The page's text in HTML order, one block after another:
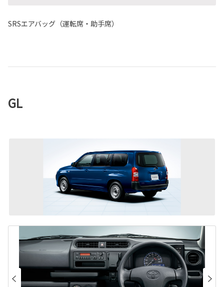
SRSエアバッグ（運転席・助手席）
GL